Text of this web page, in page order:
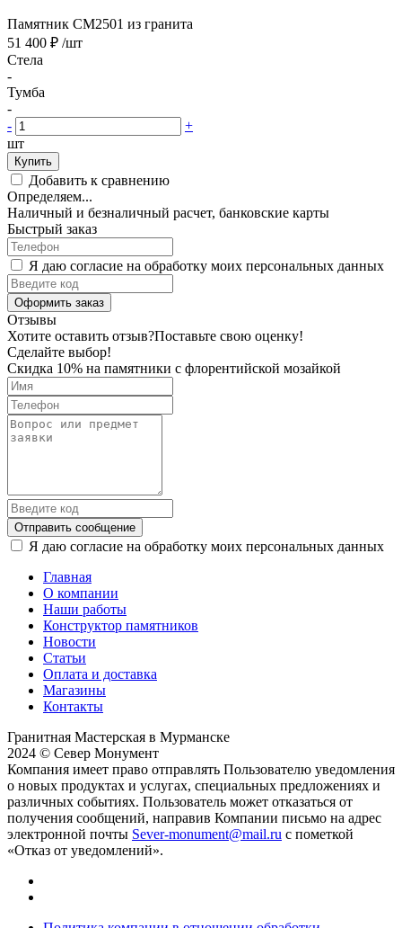
Памятник CM2501 из гранита
51 400 ₽ /шт
Стела
-
Тумба
-
-
+
шт
Купить
Добавить к сравнению
Определяем...
Наличный и безналичный расчет, банковские карты
Быстрый заказ
Я даю согласие на обработку моих персональных данных
Оформить заказ
Отзывы
Хотите оставить отзыв?Поставьте свою оценку!
Сделайте выбор!
Скидка 10% на памятники с флорентийской мозайкой
Отправить сообщение
Я даю согласие на обработку моих персональных данных
Главная
О компании
Наши работы
Конструктор памятников
Новости
Статьи
Оплата и доставка
Магазины
Контакты
Гранитная Мастерская в Мурманске
2024 © Север Монумент
Компания имеет право отправлять Пользователю уведомления
о новых продуктах и услугах, специальных предложениях и
различных событиях. Пользователь может отказаться от
получения сообщений, направив Компании письмо на адрес
электронной почты Sever-monument@mail.ru с пометкой
«Отказ от уведомлений».